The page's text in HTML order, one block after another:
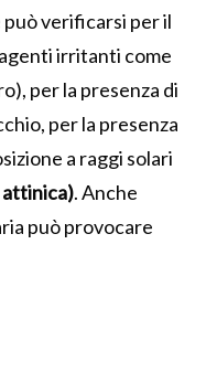
può verificarsi per il
irritanti come
per la presenza di
per la presenza
a raggi solari
. Anche
può provocare